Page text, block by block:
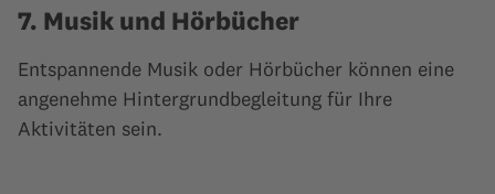
7. Musik und Hörbücher
Entspannende Musik oder Hörbücher können eine
angenehme Hintergrundbegleitung für Ihre
Aktivitäten sein.